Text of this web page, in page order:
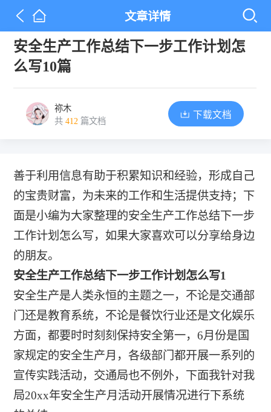
文章详情
安全生产工作总结下一步工作计划怎
么写10篇
祢木
共 412 篇文档
下载文档
善于利用信息有助于积累知识和经验，形成自己
的宝贵财富，为未来的工作和生活提供支持；下
面是小编为大家整理的安全生产工作总结下一步
工作计划怎么写，如果大家喜欢可以分享给身边
的朋友。
安全生产工作总结下一步工作计划怎么写1
安全生产是人类永恒的主题之一，不论是交通部
门还是教育系统，不论是餐饮行业还是文化娱乐
方面，都要时时刻刻保持安全第一，6月份是国
家规定的安全生产月，各级部门都开展一系列的
宣传实践活动，交通局也不例外，下面我针对我
局20xx年安全生产月活动开展情况进行下系统